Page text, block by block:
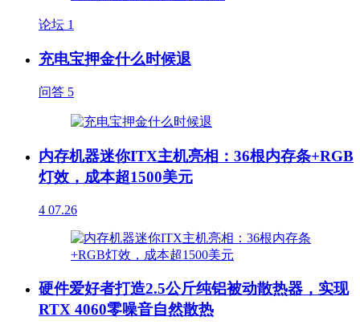
论坛 1
充电宝押金什么时候退
问答 5
内存机器迷你ITX主机亮相：36根内存条+RGB
灯效，成本超1500美元
4 07.26
硬件爱好者打造2.5公斤纯铝被动散热器，实现
RTX 4060零噪音自然散热